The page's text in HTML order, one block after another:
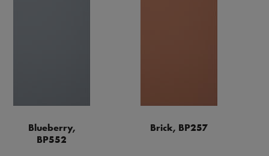
Blueberry,
BP552
Brick, BP257